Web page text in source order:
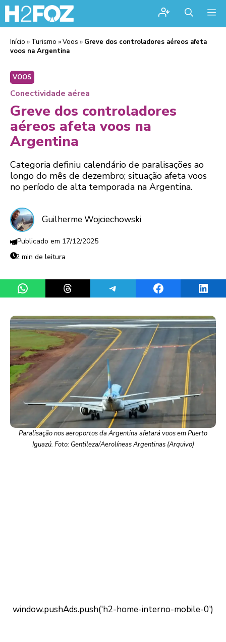
Início » Turismo »Voos » Greve dos controladores aéreos afeta
voos na Argentina
VOOS
Conectividade aérea
Greve dos controladores
aéreos afeta voos na
Argentina
Categoria definiu calendário de paralisações ao
longo do mês de dezembro; situação afeta voos
no período de alta temporada na Argentina.
Guilherme Wojciechowski
17/12/2025
2 min de leitura
Share on WhatsAppShare on ThreadsShare on TelegramShare on Facebook
Paralisação nos aeroportos da Argentina afetará voos em Puerto
Iguazú. Foto: Gentileza/Aerolíneas Argentinas (Arquivo)